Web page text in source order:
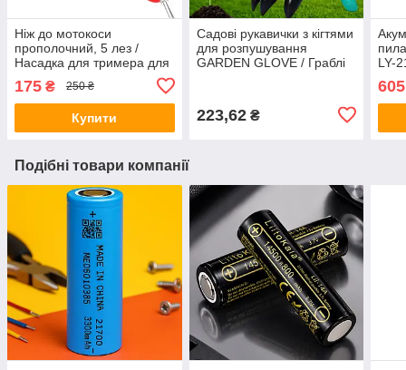
Ніж до мотокоси
прополочний, 5 лез /
Насадка для тримера для
розпушувач грунту /
Косарка
175 ₴ 250 ₴
Купити
Садові рукавички з кігтями
для розпушування
GARDEN GLOVE / Граблі
223,62₴
LY-
Подібні товари компанії